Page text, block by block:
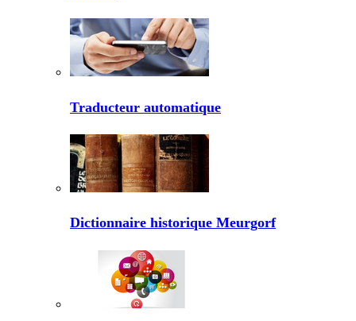
Traducteur automatique
Dictionnaire historique Meurgorf